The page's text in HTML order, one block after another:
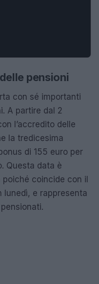
pensioni
con sé importanti
A partire dal 2
l’accredito delle
la tredicesima
di 155 euro per
Questa data è
coincide con il
lunedì, e rappresenta